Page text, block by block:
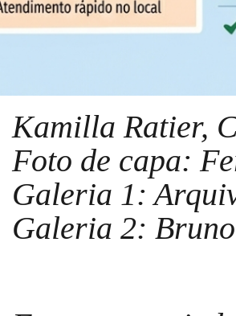
Kamilla Ratier,
Foto de capa:
Galeria 1:
Galeria 2: